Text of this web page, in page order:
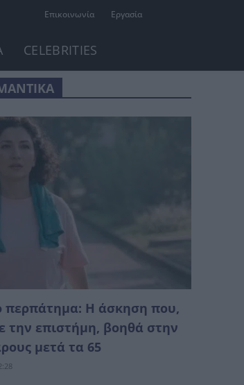
Επικοινωνία Εργασία
CELEBRITIES
περπάτημα: Η άσκηση που,
επιστήμη, βοηθά στην
μετά τα 65